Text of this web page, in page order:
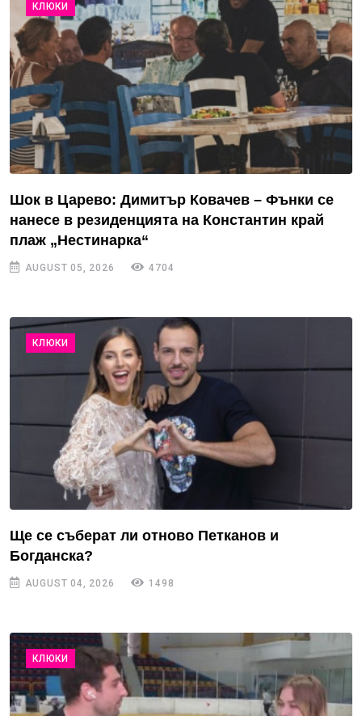
КЛЮКИ
Шок в Царево: Димитър Ковачев – Фънки се
нанесе в резиденцията на Константин край
плаж „Нестинарка“
AUGUST 05, 2026 4704
КЛЮКИ
Ще се съберат ли отново Петканов и
Богданска?
AUGUST 04, 2026 1498
КЛЮКИ